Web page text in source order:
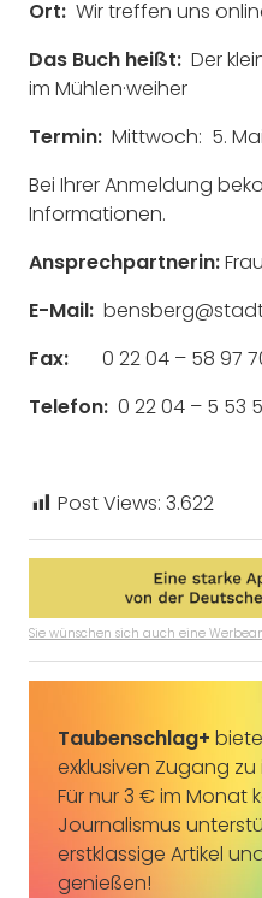
Ort: Wir treffen uns
Das Buch heißt: Der
im Mühlen·weiher
Termin: Mittwoch: 5.
Bei Ihrer Anmeldung
Informationen.
Ansprechpartnerin:
E-Mail:
Fax: 0 22 04 – 58 97
Telefon: 0 22 04 – 5 53
Post Views: 3.622
Sie wünschen sich auch eine
Taubenschlag+
exklusiven Zugang
Für nur 3 € im Monat
Journalismus
erstklassige Artikel
genießen!